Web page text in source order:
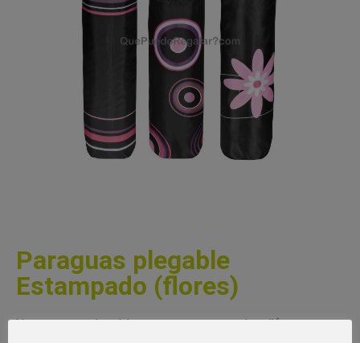
Paraguas plegable
Estampado (flores)
Un paraguas plegable con tres estampados diferentes